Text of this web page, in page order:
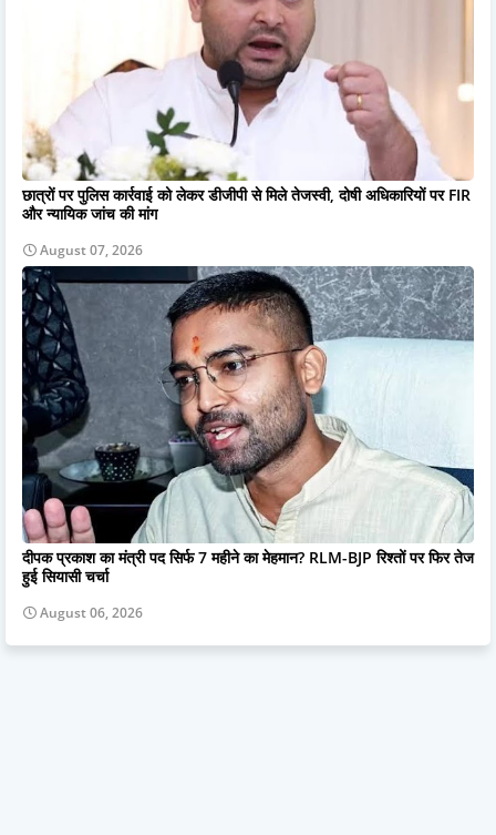
छात्रों पर पुलिस कार्रवाई को लेकर डीजीपी से मिले तेजस्वी, दोषी अधिकारियों पर FIR
और न्यायिक जांच की मांग
August 07, 2026
दीपक प्रकाश का मंत्री पद सिर्फ 7 महीने का मेहमान? RLM-BJP रिश्तों पर फिर तेज
हुई सियासी चर्चा
August 06, 2026